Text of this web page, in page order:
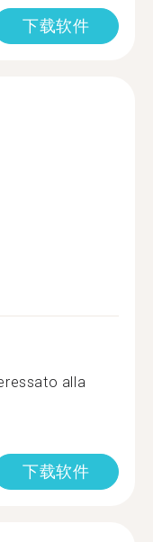
下载软件
alla
下载软件